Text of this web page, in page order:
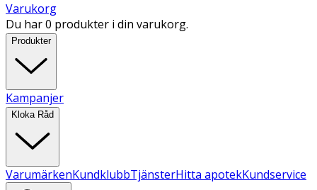
Varukorg
Du har 0 produkter i din varukorg.
Produkter
Kampanjer
Kloka Råd
VarumärkenKundklubbTjänsterHitta apotekKundservice